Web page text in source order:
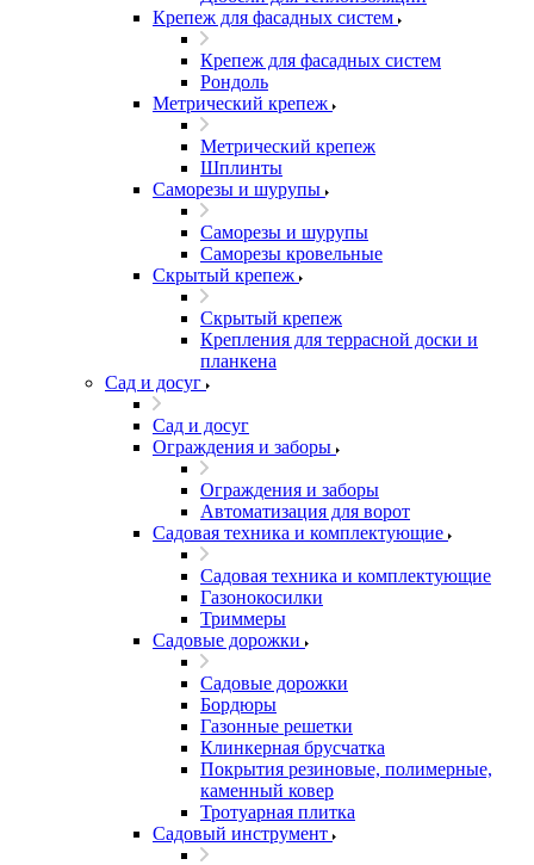
Крепеж для фасадных систем
Крепеж для фасадных систем
Рондоль
Метрический крепеж
Метрический крепеж
Шплинты
Саморезы и шурупы
Саморезы и шурупы
Саморезы кровельные
Скрытый крепеж
Скрытый крепеж
Крепления для террасной доски и
планкена
Сад и досуг
Сад и досуг
Ограждения и заборы
Ограждения и заборы
Автоматизация для ворот
Садовая техника и комплектующие
Садовая техника и комплектующие
Газонокосилки
Триммеры
Садовые дорожки
Садовые дорожки
Бордюры
Газонные решетки
Клинкерная брусчатка
Покрытия резиновые, полимерные,
каменный ковер
Тротуарная плитка
Садовый инструмент